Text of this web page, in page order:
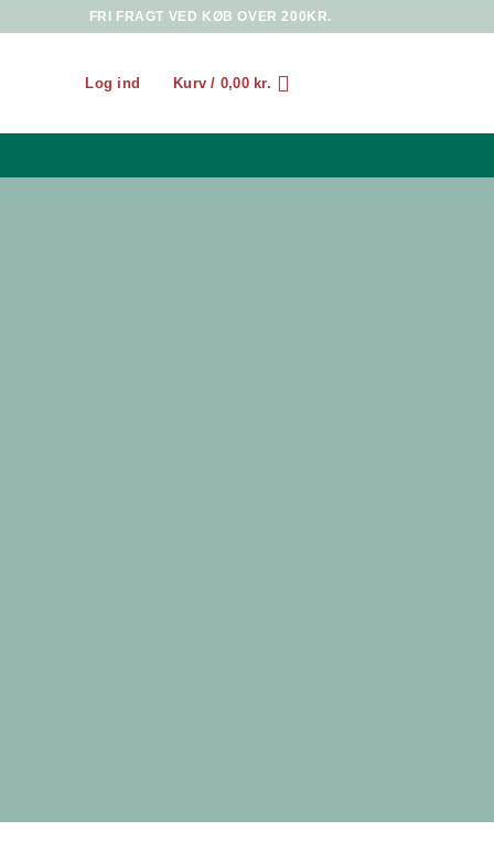
FRI FRAGT VED KØB OVER 200KR.
Log ind Kurv / 0,00 kr.